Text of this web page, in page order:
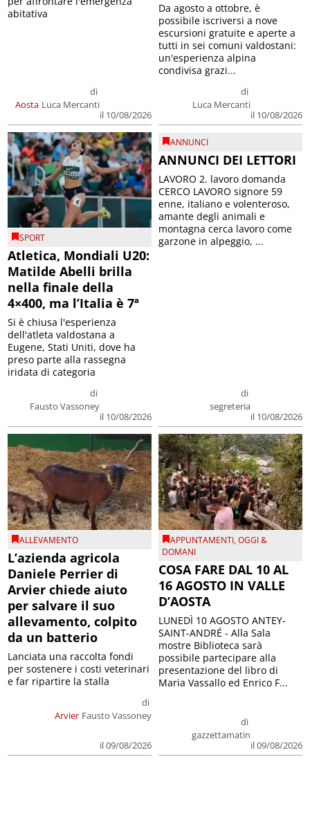
Aosta
di
Luca Mercanti
il 10/08/2026
abitativa
di
Luca Mercanti
il 10/08/2026
Da agosto a ottobre, è
possibile iscriversi a nove
escursioni gratuite e aperte a
tutti in sei comuni valdostani:
un'esperienza alpina
condivisa grazi...
SPORT
Atletica, Mondiali U20:
Matilde Abelli brilla
nella finale della
4×400, ma l’Italia è 7ª
di
Fausto Vassoney
il 10/08/2026
Si è chiusa l'esperienza
dell'atleta valdostana a
Eugene, Stati Uniti, dove ha
preso parte alla rassegna
iridata di categoria
ANNUNCI
ANNUNCI DEI LETTORI
di
segreteria
il 10/08/2026
LAVORO 2. lavoro domanda
CERCO LAVORO signore 59
enne, italiano e volenteroso,
amante degli animali e
montagna cerca lavoro come
garzone in alpeggio, ...
ALLEVAMENTO
L’azienda agricola
Daniele Perrier di
Arvier chiede aiuto
per salvare il suo
allevamento, colpito
da un batterio
Arvier
di
Fausto Vassoney
il 09/08/2026
Lanciata una raccolta fondi
per sostenere i costi veterinari
e far ripartire la stalla
APPUNTAMENTI,OGGI &
DOMANI
COSA FARE DAL 10 AL
16 AGOSTO IN VALLE
D’AOSTA
di
gazzettamatin
il 09/08/2026
LUNEDÌ 10 AGOSTO ANTEY-
SAINT-ANDRÉ - Alla Sala
mostre Biblioteca sarà
possibile partecipare alla
presentazione del libro di
Maria Vassallo ed Enrico F...